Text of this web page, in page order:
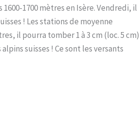
1700 mètres en Isère. Vendredi, il
! Les stations de moyenne
il pourra tomber 1 à 3 cm (loc. 5 cm)
suisses ! Ce sont les versants